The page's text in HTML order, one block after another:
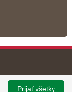
Prevádzku stránky
Prijať všetky